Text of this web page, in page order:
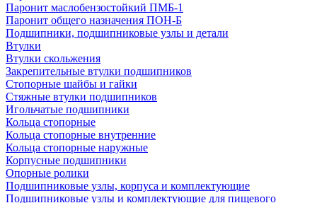
Паронит маслобензостойкий ПМБ-1
Паронит общего назначения ПОН-Б
Подшипники, подшипниковые узлы и детали
Втулки
Втулки скольжения
Закрепительные втулки подшипников
Стопорные шайбы и гайки
Стяжные втулки подшипников
Игольчатые подшипники
Кольца стопорные
Кольца стопорные внутренние
Кольца стопорные наружные
Корпусные подшипники
Опорные ролики
Подшипниковые узлы, корпуса и комплектующие
Подшипниковые узлы и комплектующие для пищевого